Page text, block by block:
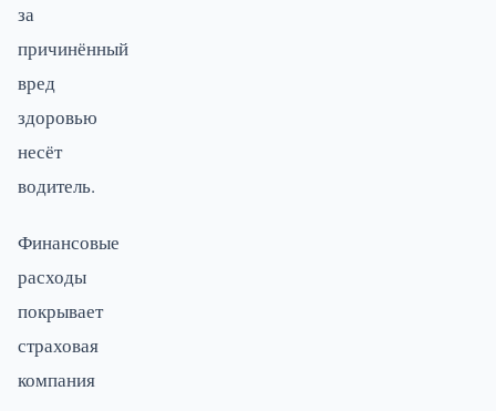
за
причинённый
вред
здоровью
несёт
водитель.
Финансовые
расходы
покрывает
страховая
компания